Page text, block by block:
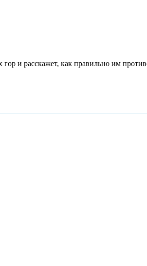
и расскажет, как правильно им